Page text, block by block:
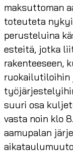
maksuttoman
toteuteta
perusteluina
esteitä, jotka
rakenteeseen,
ruokailutiloihin
suuri osa
vasta noin klo
aamupalan